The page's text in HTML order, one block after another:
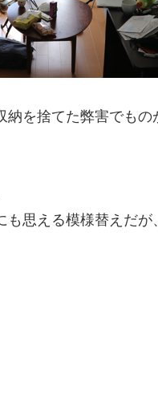
を捨てた弊害でもの
思える模様替えだが